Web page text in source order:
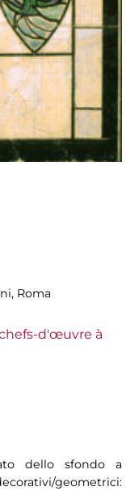
Roma
d'œuvre à
dello sfondo a
geometrici: